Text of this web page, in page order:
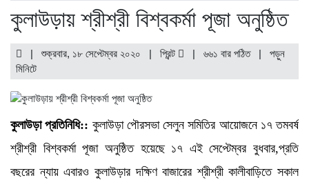
কুলাউড়ায় শ্রীশ্রী বিশ্বকর্মা পূজা অনুষ্ঠিত
| শুক্রবার, ১৮ সেপ্টেম্বর ২০২০ | প্রিন্ট | ৬৬১ বার পঠিত
| পড়ুন
মিনিটে
কুলাউড়া প্রতিনিধি:: কুলাউড়া পৌরসভা সেলুন সমিতির আয়োজনে ১৭ তমবর্ষ
শ্রীশ্রী বিশ্বকর্মা পূজা অনুষ্ঠিত হয়েছে ১৭ এই সেপ্টেম্বর বুধবার,প্রতি
বছরের ন্যায় এবারও কুলাউড়ার দক্ষিণ বাজারের শ্রীশ্রী কালীবাড়িতে সকাল